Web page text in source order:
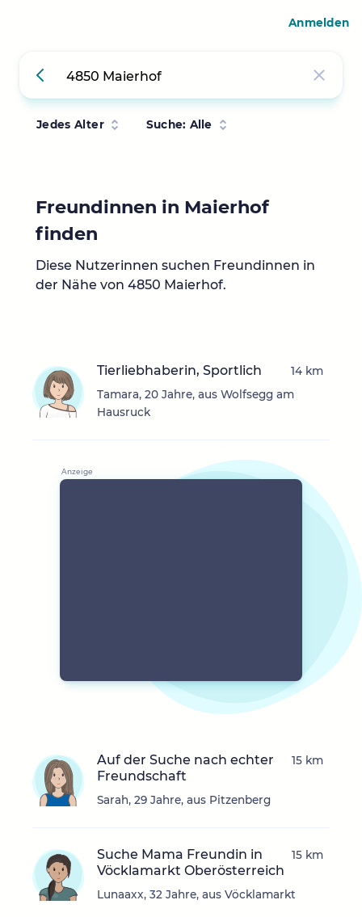
Jedes Alter Suche: Alle
Freundinnen in Maierhof
finden
Diese Nutzerinnen suchen Freundinnen in
der Nähe von 4850 Maierhof.
Tierliebhaberin, Sportlich
Tamara, 20 Jahre, aus Wolfsegg am
Hausruck
14 km
Auf der Suche nach echter
Freundschaft
Sarah, 29 Jahre, aus Pitzenberg
15 km
Suche Mama Freundin in
Vöcklamarkt Oberösterreich
Lunaaxx, 32 Jahre, aus Vöcklamarkt
15 km
Anmelden